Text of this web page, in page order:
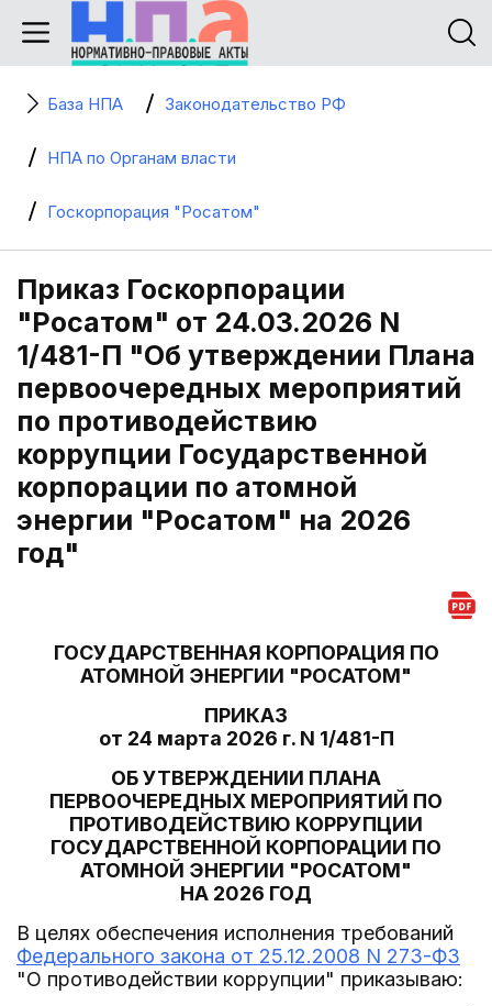
База НПА Законодательство РФ
НПА по Органам власти
Госкорпорация "Росатом"
Приказ Госкорпорации
"Росатом" от 24.03.2026 N
1/481-П "Об утверждении Плана
первоочередных мероприятий
по противодействию
коррупции Государственной
корпорации по атомной
энергии "Росатом" на 2026
год"
ГОСУДАРСТВЕННАЯ КОРПОРАЦИЯ ПО
АТОМНОЙ ЭНЕРГИИ "РОСАТОМ"
ПРИКАЗ
от 24 марта 2026 г. N 1/481-П
ОБ УТВЕРЖДЕНИИ ПЛАНА
ПЕРВООЧЕРЕДНЫХ МЕРОПРИЯТИЙ ПО
ПРОТИВОДЕЙСТВИЮ КОРРУПЦИИ
ГОСУДАРСТВЕННОЙ КОРПОРАЦИИ ПО
АТОМНОЙ ЭНЕРГИИ "РОСАТОМ"
НА 2026 ГОД
В целях обеспечения исполнения требований
Федерального закона от 25.12.2008 N 273-ФЗ
"О противодействии коррупции" приказываю: